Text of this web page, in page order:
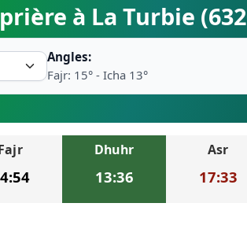
moi
à La Turbie
Angles:
Fajr: 15° - Icha 13°
Dhuhr
13:36
Asr
17:33